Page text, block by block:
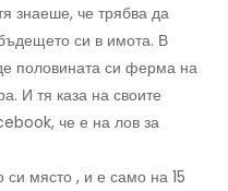
знаеше, че трябва да
си в имота. В
половината си ферма на
И тя каза на своите
че е на лов за
място , и е само на 15